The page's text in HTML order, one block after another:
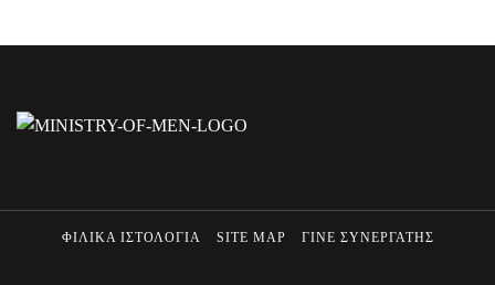
ΦΙΛΙΚΑ ΙΣΤΟΛΟΓΙΑ SITE MAP ΓΙΝΕ ΣΥΝΕΡΓΑΤΗΣ